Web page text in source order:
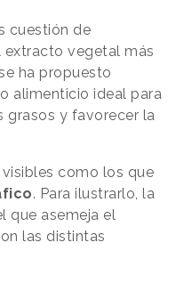
cuestión de
extracto vegetal más
se ha propuesto
alimenticio ideal para
grasos y favorecer la
como los que
. Para ilustrarlo, la
que asemeja el
las distintas